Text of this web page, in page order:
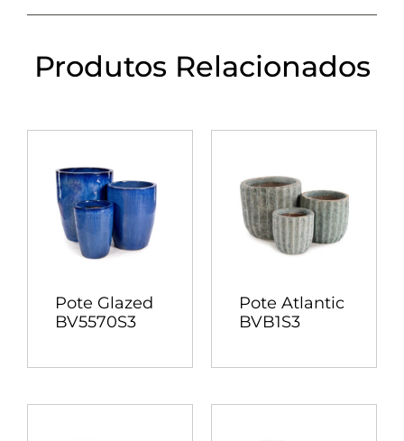
Produtos Relacionados
Pote Glazed
BV5570S3
Pote Atlantic
BVB1S3